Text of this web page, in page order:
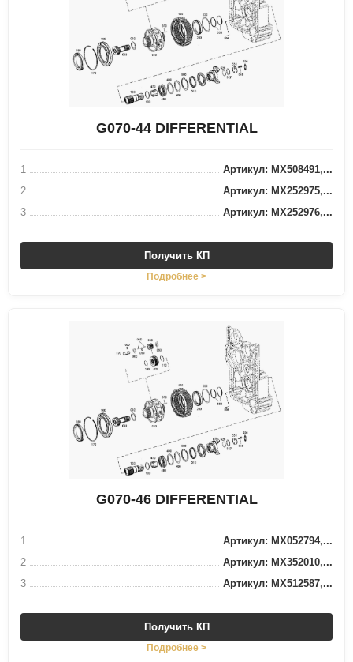
G070-44 DIFFERENTIAL
1
Артикул: MX508491,...
2
Артикул: MX252975,...
3
Артикул: MX252976,...
Получить КП
Подробнее >
G070-46 DIFFERENTIAL
1
Артикул: MX052794,...
2
Артикул: MX352010,...
3
Артикул: MX512587,...
Получить КП
Подробнее >